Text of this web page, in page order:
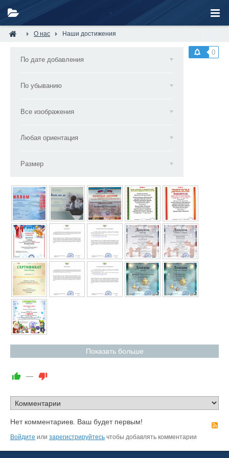
О нас Наши достижения
0
По дате добавления
По убыванию
Все изображения
Любая ориентация
Размер
Показать больше
—
Нет комментариев. Ваш будет первым!
Войдите или зарегистрируйтесь чтобы добавлять комментарии